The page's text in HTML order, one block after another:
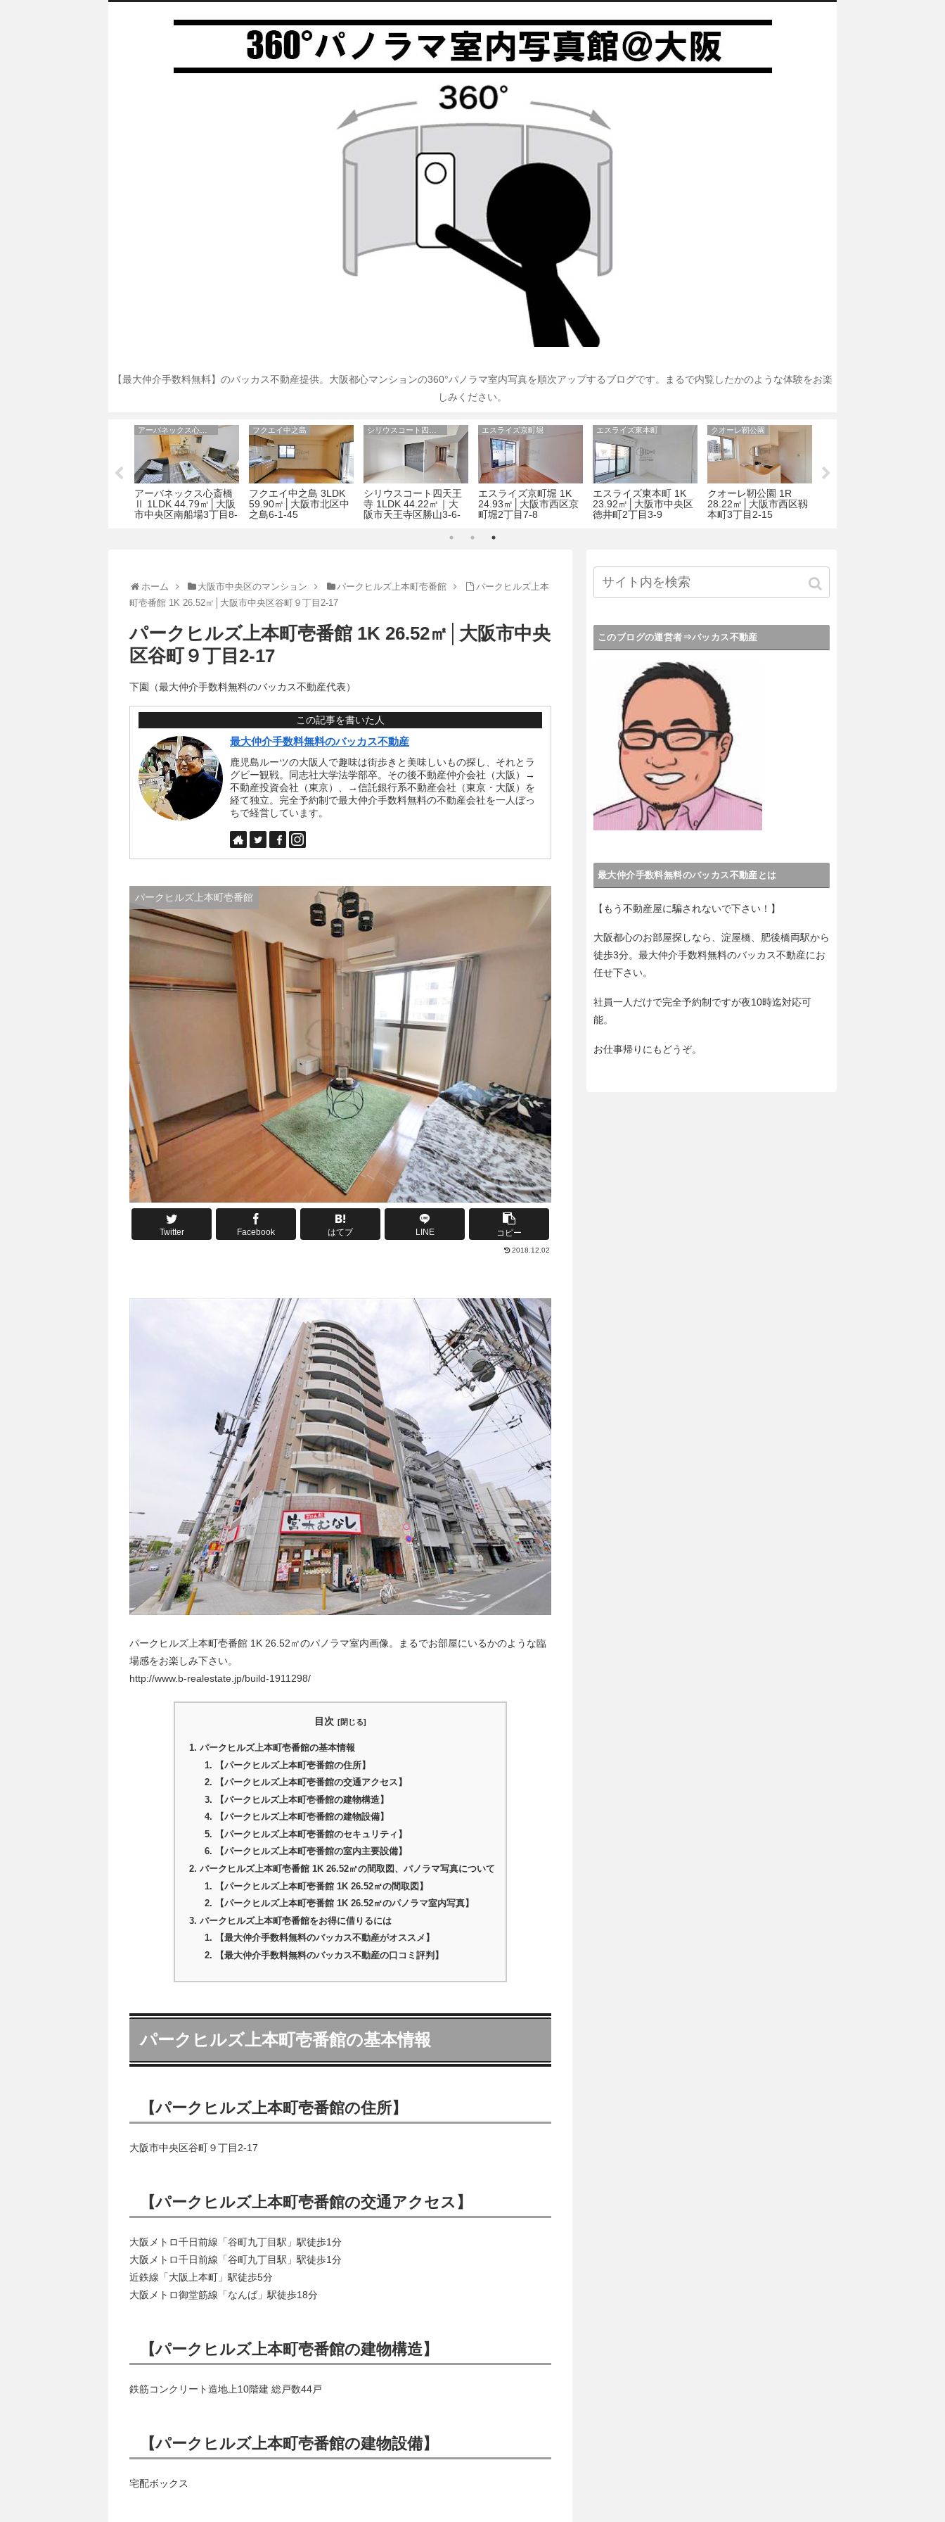
【最大仲介手数料無料】のバッカス不動産提供。大阪都心マンションの360°パノラマ室内写真を順次アップするブログです。まるで内覧したかのような体験をお楽
しみください。
アーバネックス心斎橋
Ⅱ 1LDK 44.79㎡│大阪
市中央区南船場3丁目8-
フクエイ中之島
フクエイ中之島 3LDK
59.90㎡│大阪市北区中
之島6-1-45
シリウスコート四天王
寺 1LDK 44.22㎡｜大
阪市天王寺区勝山3-6-
エスライズ京町堀
エスライズ京町堀 1K
24.93㎡│大阪市西区京
町堀2丁目7-8
エスライズ東本町
エスライズ東本町 1K
23.92㎡│大阪市中央区
徳井町2丁目3-9
クオーレ靭公園
クオーレ靭公園 1R
28.22㎡│大阪市西区靱
本町3丁目2-15
ホーム 大阪市中央区のマンション パークヒルズ上本町壱番館
パークヒルズ上本
町壱番館 1K 26.52㎡│大阪市中央区谷町９丁目2-17
パークヒルズ上本町壱番館 1K 26.52㎡│大阪市中央
区谷町９丁目2-17
下園（最大仲介手数料無料のバッカス不動産代表）
この記事を書いた人
最大仲介手数料無料のバッカス不動産
鹿児島ルーツの大阪人で趣味は街歩きと美味しいもの探し、それとラ
グビー観戦。同志社大学法学部卒。その後不動産仲介会社（大阪）→
不動産投資会社（東京）、→信託銀行系不動産会社（東京・大阪）を
経て独立。完全予約制で最大仲介手数料無料の不動産会社を一人ぼっ
ちで経営しています。
パークヒルズ上本町壱番館
Twitter Facebook はてブ LINE コピー
2018.12.02
パークヒルズ上本町壱番館 1K 26.52㎡のパノラマ室内画像。まるでお部屋にいるかのような臨
場感をお楽しみ下さい。
http://www.b-realestate.jp/build-1911298/
目次
パークヒルズ上本町壱番館の基本情報
【パークヒルズ上本町壱番館の住所】
【パークヒルズ上本町壱番館の交通アクセス】
【パークヒルズ上本町壱番館の建物構造】
【パークヒルズ上本町壱番館の建物設備】
【パークヒルズ上本町壱番館のセキュリティ】
【パークヒルズ上本町壱番館の室内主要設備】
パークヒルズ上本町壱番館 1K 26.52㎡の間取図、パノラマ写真について
【パークヒルズ上本町壱番館 1K 26.52㎡の間取図】
【パークヒルズ上本町壱番館 1K 26.52㎡のパノラマ室内写真】
パークヒルズ上本町壱番館をお得に借りるには
【最大仲介手数料無料のバッカス不動産がオススメ】
【最大仲介手数料無料のバッカス不動産の口コミ評判】
パークヒルズ上本町壱番館の基本情報
【パークヒルズ上本町壱番館の住所】
大阪市中央区谷町９丁目2-17
【パークヒルズ上本町壱番館の交通アクセス】
大阪メトロ千日前線「谷町九丁目駅」駅徒歩1分
大阪メトロ千日前線「谷町九丁目駅」駅徒歩1分
近鉄線「大阪上本町」駅徒歩5分
大阪メトロ御堂筋線「なんば」駅徒歩18分
【パークヒルズ上本町壱番館の建物構造】
鉄筋コンクリート造地上10階建 総戸数44戸
【パークヒルズ上本町壱番館の建物設備】
宅配ボックス
このブログの運営者⇒バッカス不動産
最大仲介手数料無料のバッカス不動産とは
【もう不動産屋に騙されないで下さい！】
大阪都心のお部屋探しなら、淀屋橋、肥後橋両駅から
徒歩3分。最大仲介手数料無料のバッカス不動産にお
任せ下さい。
社員一人だけで完全予約制ですが夜10時迄対応可
能。
お仕事帰りにもどうぞ。